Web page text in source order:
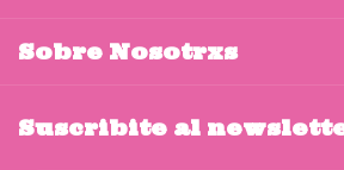
Sobre Nosotrxs
Suscribite al